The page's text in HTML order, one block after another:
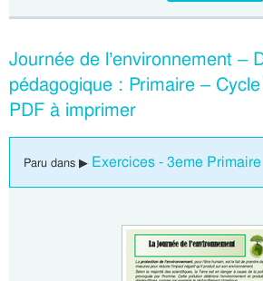
Journée de l’environnement –
pédagogique : Primaire –
PDF à imprimer
Paru dans ▶ Exercices - 3eme Primaire